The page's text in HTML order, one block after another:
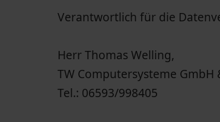
Verantwortlich für die
Herr Thomas Welling,
TW Computersysteme GmbH
Tel.: 06593/998405